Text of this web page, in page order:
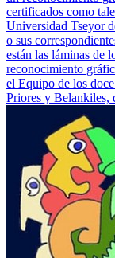
certificados como
Universidad Tseyor
o sus
están las láminas de
reconocimiento
el Equipo de los
Priores y Belankiles,